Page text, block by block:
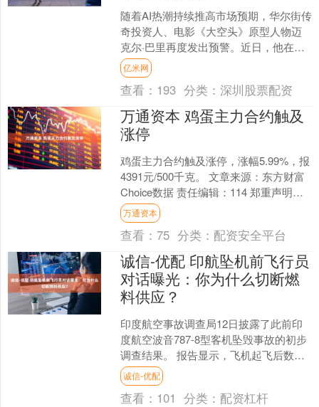
随着AI热潮持续推高市场预期，华尔街传
奇投资人、电影《大空头》原型人物迈
克尔·巴里再度发出预警。近日，他在社
交平台上发帖称，英伟达股价剧烈下跌
的条件已“处于最成....
亿米网
查看： 193 分类：深圳股票配资
万通资本 鸡蛋主力合约触及
涨停
鸡蛋主力合约触及涨停，涨幅5.99%，报
4391元/500千克。 文章来源：东方财富
Choice数据 责任编辑：114 郑重声明：
东方财富发布此内容旨在传播更多....
万通资本
查看：75 分类： 配资安全平台
诚信-优配 印航坠机前飞行员
对话曝光：你为什么切断燃
料供应？
印度航空事故调查局12日披露了此前印
度航空波音787-8型客机坠毁事故的初步
调查结果。 报告显示，飞机起飞后数秒
内，两台发动机的燃油开关几乎同步从
运行位切换至切....
诚信-优配
查看： 101 分类： 配资杠杆